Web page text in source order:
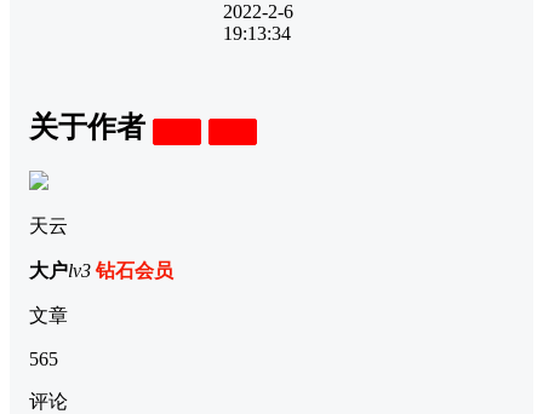
2022-2-6
19:13:34
关于作者
天云
大户lv3 钻石会员
文章
565
评论